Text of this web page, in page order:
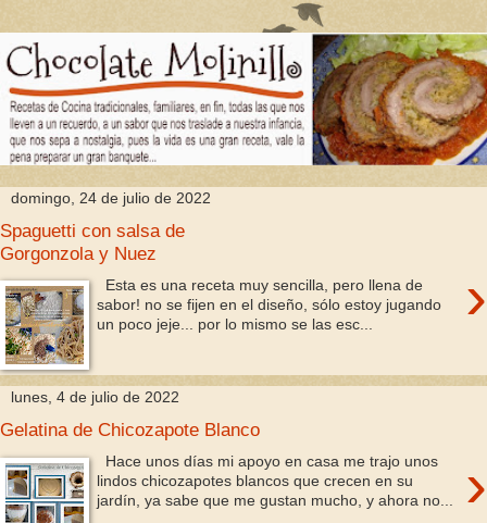
domingo, 24 de julio de 2022
Spaguetti con salsa de
Gorgonzola y Nuez
›
Esta es una receta muy sencilla, pero llena de
sabor! no se fijen en el diseño, sólo estoy jugando
un poco jeje... por lo mismo se las esc...
lunes, 4 de julio de 2022
Gelatina de Chicozapote Blanco
›
Hace unos días mi apoyo en casa me trajo unos
lindos chicozapotes blancos que crecen en su
jardín, ya sabe que me gustan mucho, y ahora no...